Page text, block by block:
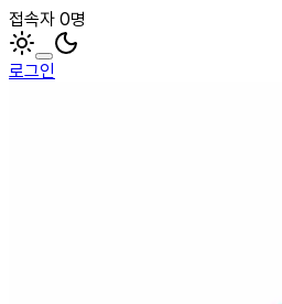
접속자 0명
로그인